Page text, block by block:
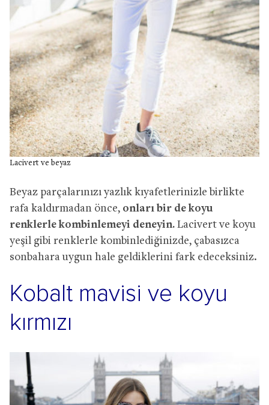
Lacivert ve beyaz
Beyaz parçalarınızı yazlık kıyafetlerinizle birlikte
rafa kaldırmadan önce, onları bir de koyu
renklerle kombinlemeyi deneyin. Lacivert ve koyu
yeşil gibi renklerle kombinlediğinizde, çabasızca
sonbahara uygun hale geldiklerini fark edeceksiniz.
Kobalt mavisi ve koyu
kırmızı